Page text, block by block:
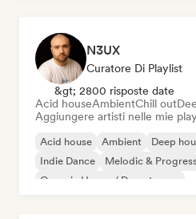
N3UX
Curatore Di Playlist
&gt; 2800 risposte date
Acid houseAmbientChill out
Aggiungere artisti nelle mie
Acid house Ambient Deep
Indie Dance
Melodic &
Organic House / Downtempo